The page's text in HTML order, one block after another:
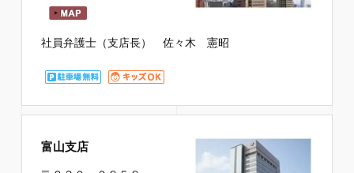
社員弁護士（支店長） 佐々木 憲昭
富山支店